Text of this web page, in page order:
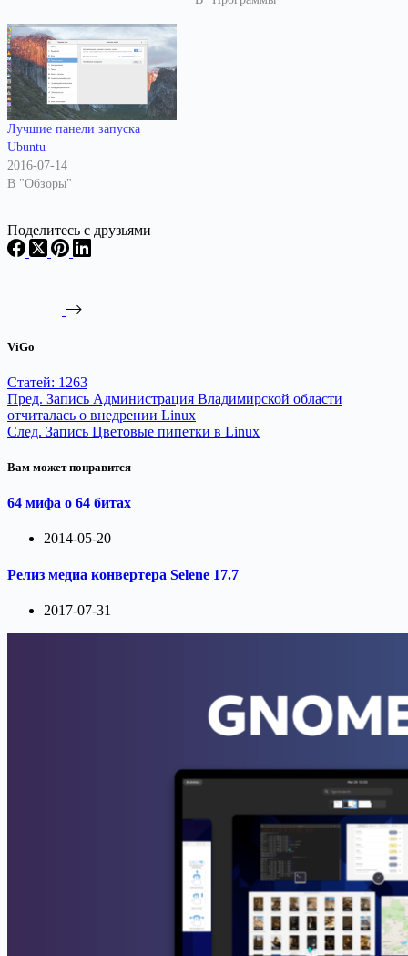
Лучшие панели запуска
Ubuntu
2016-07-14
В "Обзоры"
Поделитесь с друзьями
ViGo
Статей: 1263
Пред. Запись Администрация Владимирской области
отчиталась о внедрении Linux
След. Запись Цветовые пипетки в Linux
Вам может понравится
64 мифа о 64 битах
2014-05-20
Релиз медиа конвертера Selene 17.7
2017-07-31